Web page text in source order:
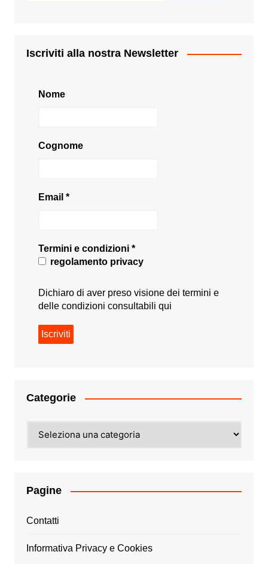
Iscriviti alla nostra Newsletter
Nome
Cognome
Email *
Termini e condizioni *
regolamento privacy
Dichiaro di aver preso visione dei termini e
delle condizioni consultabili qui
Categorie
Pagine
Contatti
Informativa Privacy e Cookies